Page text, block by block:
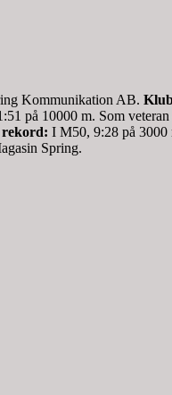
Kommunikation AB.
på 10000 m. Som
rekord: I M50, 9:28 på 3000
Spring.